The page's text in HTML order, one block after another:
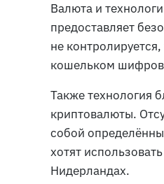
Валюта и
предоставляет
не
кошельком
Также технология
криптовалюты.
собой
хотят
Нидерландах.